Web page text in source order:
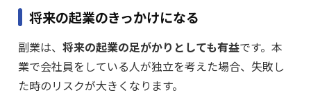
将来の起業のきっかけになる
副業は、 将来の起業の足がかりとしても有益です。本
業で会社員をしている人が独立を考えた場合、失敗し
た時のリスクが大きくなります。